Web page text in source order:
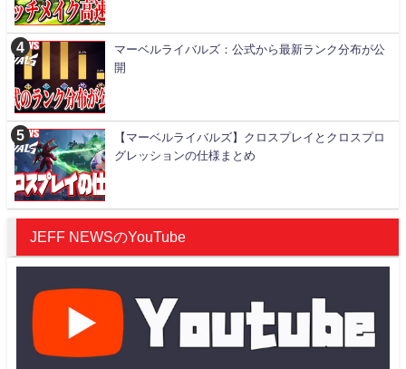
マーベルライバルズ：公式から最新ランク分布が公
開
【マーベルライバルズ】クロスプレイとクロスプロ
グレッションの仕様まとめ
JEFF NEWSのYouTube